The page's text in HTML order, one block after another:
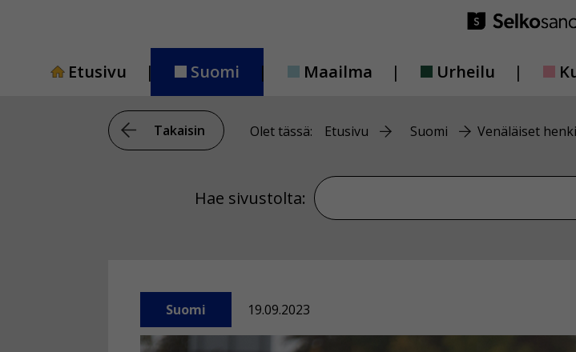
Etusivu
Suomi Maailma Urheilu
Takaisin Olet tässä: Etusivu Suomi Venäläiset
Hae sivustolta: Hae sivustolta
Suomi 19.09.2023